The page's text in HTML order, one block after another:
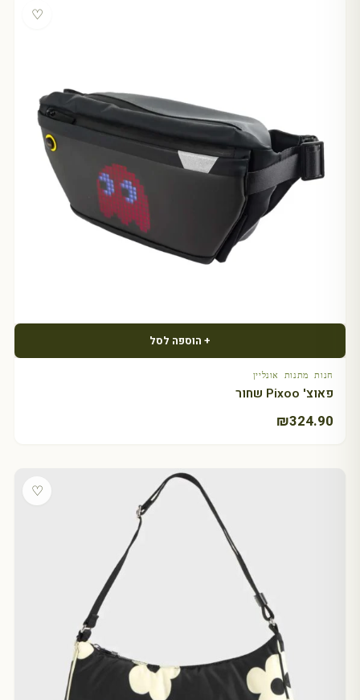
♡
+ הוספה לסל
חנות מתנות אונליין
פאוצ' Pixoo שחור
₪324.90
♡